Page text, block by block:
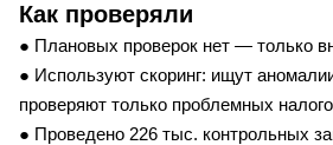
Как проверяли
● Плановых проверок нет — только
● Используют скоринг: ищут
проверяют только проблемных
● Проведено 226 тыс. контрольных